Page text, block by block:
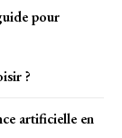
pour
?
artificielle en